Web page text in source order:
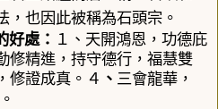
，也因此被稱為石頭宗。
好處： １、天開鴻恩，功德庇
修精進，持守德行，福慧雙
修證成真 。４ 、 三會龍華，
。